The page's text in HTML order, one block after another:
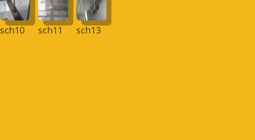
sch10 sch11 sch13